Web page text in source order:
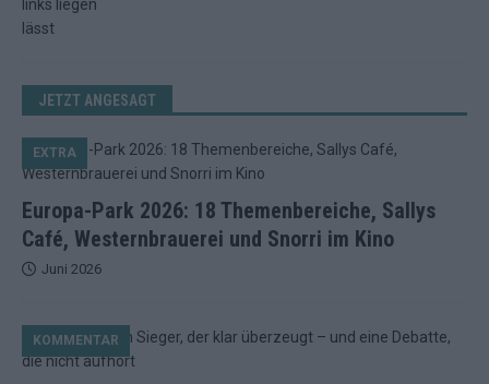
JETZT ANGESAGT
Europa-Park 2026: 18 Themenbereiche, Sallys
Café, Westernbrauerei und Snorri im Kino
EXTRA
Juni 2026
KOMMENTAR